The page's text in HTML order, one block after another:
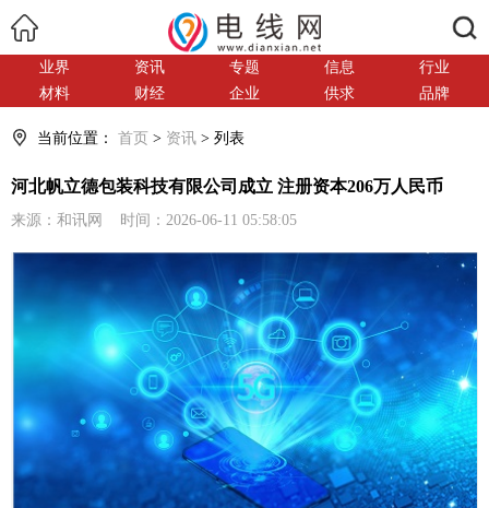
业界 资讯 专题 信息
行业
材料
财经 企业 供求 品牌
当前位置： 首页 > 资讯 > 列表
河北帆立德包装科技有限公司成立 注册资本206万人民币
来源：和讯网 时间：2026-06-11 05:58:05